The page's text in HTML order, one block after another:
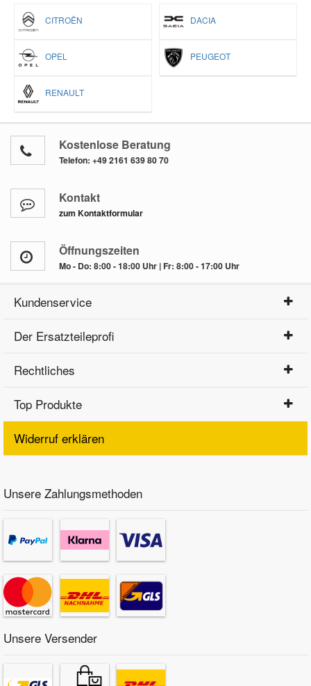
CITROËN DACIA
OPEL PEUGEOT
RENAULT
Kostenlose Beratung
Telefon: +49 2161 639 80 70
Kontakt
zum Kontaktformular
Öffnungszeiten
Mo - Do: 8:00 - 18:00 Uhr | Fr: 8:00 - 17:00 Uhr
Kundenservice
Der Ersatzteileprofi
Rechtliches
Top Produkte
Widerruf erklären
Unsere Zahlungsmethoden
Unsere Versender